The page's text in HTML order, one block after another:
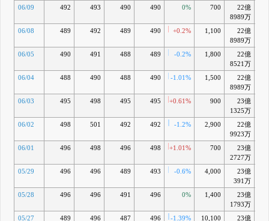
06/09 492 493 490 490 0% 700
22億
8989万
06/08 489 492 489 490 +0.2% 1,100
22億
8989万
06/05
490 491 488 489 -0.2% 1,800
22億
8521万
06/04 488 490 488 490 -1.01% 1,500
22億
8989万
06/03 495 498 495 495 +0.61% 900
23億
1325万
06/02 498 501 492 492 -1.2% 2,900
22億
9923万
06/01 496 498 496 498 +1.01% 700
23億
2727万
05/29 496 496 489 493 -0.6% 4,000
23億
391万
05/28 496 496 491 496 0% 1,400
23億
1793万
05/27 489 496 487 496 -1.39% 10,100 23億